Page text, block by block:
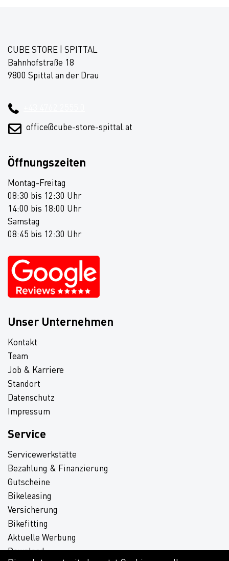
CUBE STORE | SPITTAL
Bahnhofstraße 18
9800 Spittal an der Drau
office@cube-store-spittal.at
Öffnungszeiten
Montag-Freitag
08:30 bis 12:30 Uhr
14:00 bis 18:00 Uhr
Samstag
08:45 bis 12:30 Uhr
Unser Unternehmen
Kontakt
Team
Job & Karriere
Standort
Datenschutz
Impressum
Service
Servicewerkstätte
Bezahlung & Finanzierung
Gutscheine
Bikeleasing
Versicherung
Bikefitting
Aktuelle Werbung
Download